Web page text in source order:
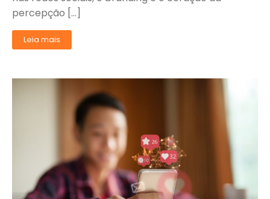
percepção […]
Leia mais